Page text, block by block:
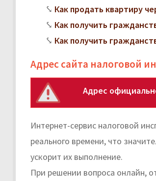
Как продать квартиру
Как получить
Как получить
Адрес сайта налоговой
Адрес
Интернет-сервис налоговой
реального времени, что
ускорит их выполнение.
При решении вопроса онлайн,